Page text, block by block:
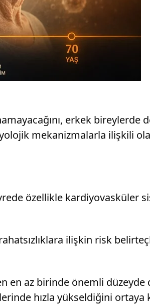
erkek
mekanizmalarla ilişkili
özellikle kardiyovasküler
ilişkin risk
en az birinde önemli
hızla yükseldiğini ortaya